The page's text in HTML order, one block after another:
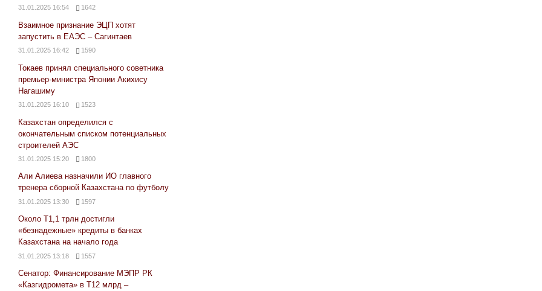
31.01.2025 16:54 1642
Взаимное признание ЭЦП хотят
запустить в ЕАЭС – Сагинтаев
31.01.2025 16:42 1590
Токаев принял специального советника
премьер-министра Японии Акихису
Нагашиму
31.01.2025 16:10 1523
Казахстан определился с
окончательным списком потенциальных
строителей АЭС
31.01.2025 15:20 1800
Али Алиева назначили ИО главного
тренера сборной Казахстана по футболу
31.01.2025 13:30 1597
Около Т1,1 трлн достигли
«безнадежные» кредиты в банках
Казахстана на начало года
31.01.2025 13:18 1557
Сенатор: Финансирование МЭПР РК
«Казгидромета» в Т12 млрд –